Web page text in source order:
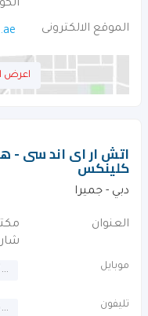
الموقع الالكترونى
اعرض
اتش ار اى اند سى -
كلينكس
دبي - جميرا
العنوان
موبايل 0507782785
تليفون 043658498